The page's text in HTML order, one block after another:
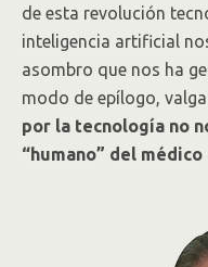
de esta revolución
inteligencia artificial
asombro que nos ha
modo de epílogo,
por la tecnología no
“humano” del